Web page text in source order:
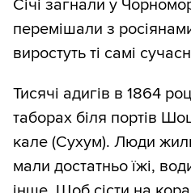
Січі загнали у
перемішали з
виростуть ті самі
Тисячі адигів в 1864
таборах біля портів
кале (Сухум). Люди
мали достатньо їжі,